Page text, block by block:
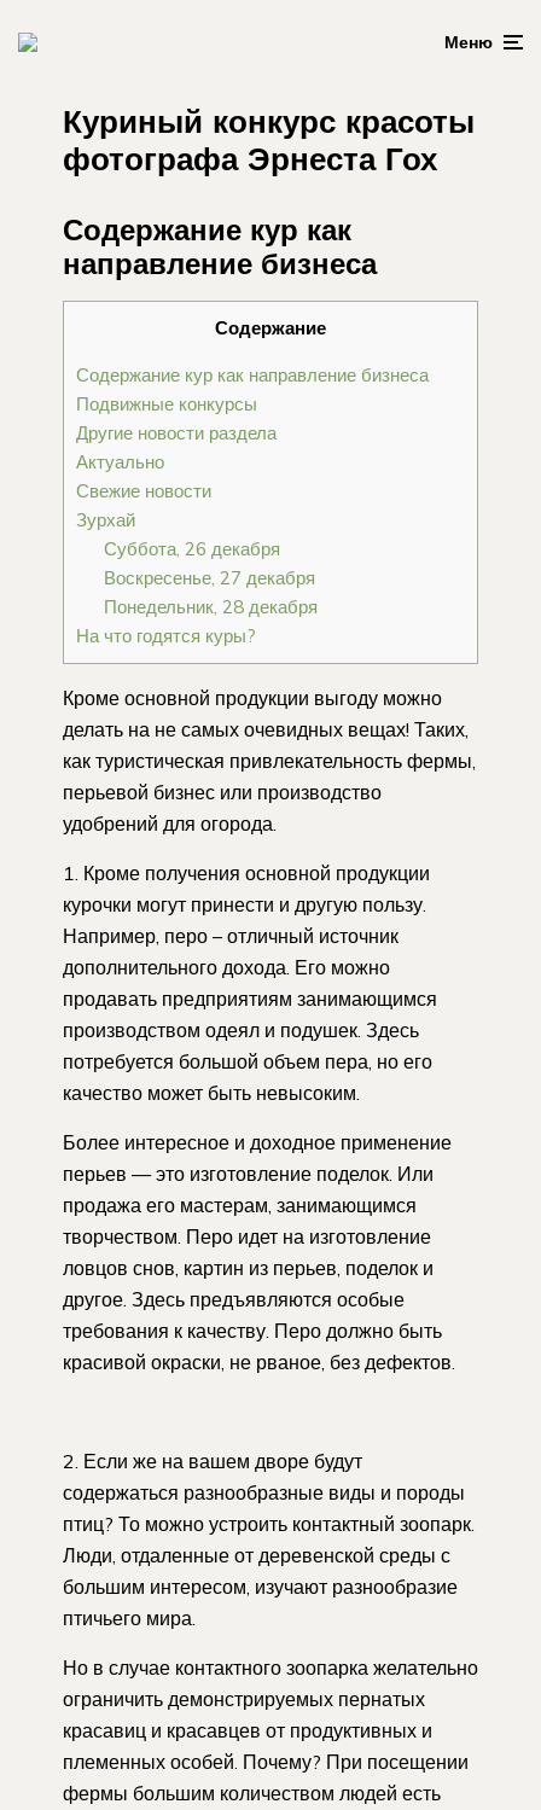
Меню
Куриный конкурс красоты
фотографа Эрнеста Гох
Содержание кур как
направление бизнеса
Содержание
Содержание кур как направление бизнеса
Подвижные конкурсы
Другие новости раздела
Актуально
Свежие новости
Зурхай
Суббота, 26 декабря
Воскресенье, 27 декабря
Понедельник, 28 декабря
На что годятся куры?
Кроме основной продукции выгоду можно
делать на не самых очевидных вещах! Таких,
как туристическая привлекательность фермы,
перьевой бизнес или производство
удобрений для огорода.
1. Кроме получения основной продукции
курочки могут принести и другую пользу.
Например, перо – отличный источник
дополнительного дохода. Его можно
продавать предприятиям занимающимся
производством одеял и подушек. Здесь
потребуется большой объем пера, но его
качество может быть невысоким.
Более интересное и доходное применение
перьев — это изготовление поделок. Или
продажа его мастерам, занимающимся
творчеством. Перо идет на изготовление
ловцов снов, картин из перьев, поделок и
другое. Здесь предъявляются особые
требования к качеству. Перо должно быть
красивой окраски, не рваное, без дефектов.
2. Если же на вашем дворе будут
содержаться разнообразные виды и породы
птиц? То можно устроить контактный зоопарк.
Люди, отдаленные от деревенской среды с
большим интересом, изучают разнообразие
птичьего мира.
Но в случае контактного зоопарка желательно
ограничить демонстрируемых пернатых
красавиц и красавцев от продуктивных и
племенных особей. Почему? При посещении
фермы большим количеством людей есть